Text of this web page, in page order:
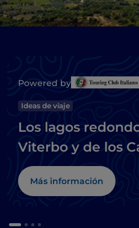
Powered by
Ideas de viaje
Los lagos
Viterbo y de los
Más información